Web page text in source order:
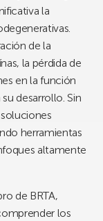
la
de la
la pérdida de
en la función
desarrollo. Sin
herramientas
altamente
de BRTA,
los